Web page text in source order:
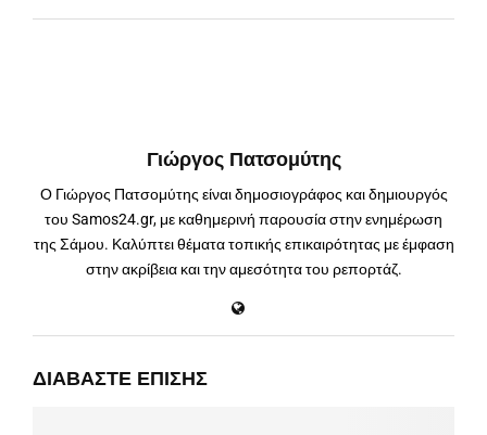
Γιώργος Πατσομύτης
Ο Γιώργος Πατσομύτης είναι δημοσιογράφος και δημιουργός
του Samos24.gr, με καθημερινή παρουσία στην ενημέρωση
της Σάμου. Καλύπτει θέματα τοπικής επικαιρότητας με έμφαση
στην ακρίβεια και την αμεσότητα του ρεπορτάζ.
ΔΙΑΒΆΣΤΕ ΕΠΊΣΗΣ